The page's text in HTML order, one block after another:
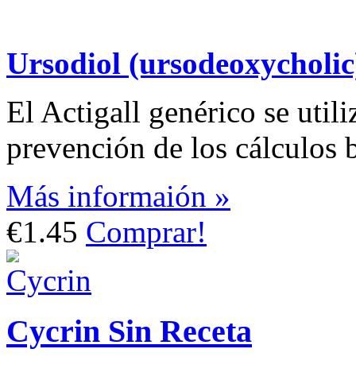
Ursodiol
El Actigall genérico se
prevención de los cálculos
Más informaión »
€1.45 Comprar!
Cycrin Sin Receta